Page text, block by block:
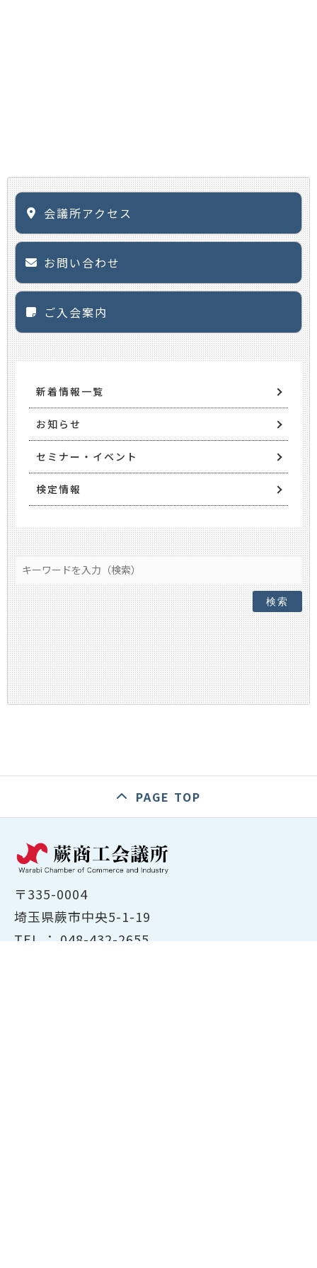
会議所アクセス
お問い合わせ
ご入会案内
新着情報一覧
お知らせ
セミナー・イベント
検定情報
検索
PAGE TOP
〒335-0004
埼玉県蕨市中央5-1-19
TEL ： 048-432-2655